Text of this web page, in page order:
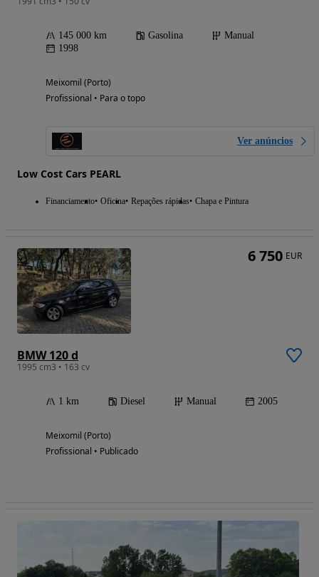
145 000 km Gasolina
Manual
1998
Meixomil (Porto)
Profissional • Para o topo
Ver anúncios
Low Cost Cars PEARL
Financiamento Oficina Repações rápidas Chapa e Pintura
BMW 120 d
1995 cm3 • 163 cv
1 km Diesel Manual 2005
Meixomil (Porto)
Profissional • Publicado
6 750 EUR